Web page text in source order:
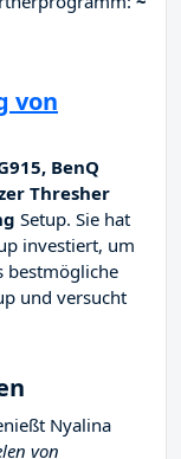
von
BenQ
Thresher
Setup. Sie hat
investiert, um
bestmögliche
und versucht
Nyalina
von